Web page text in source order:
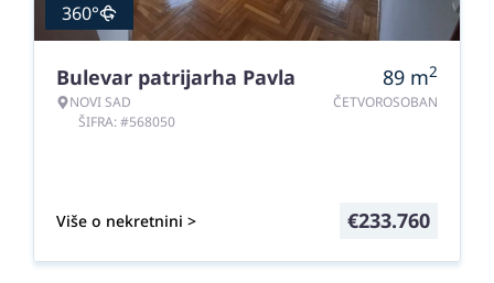
360°
Bulevar patrijarha Pavla
NOVI SAD
ŠIFRA: #568050
89 m2
ČETVOROSOBAN
Više o nekretnini > €233.760